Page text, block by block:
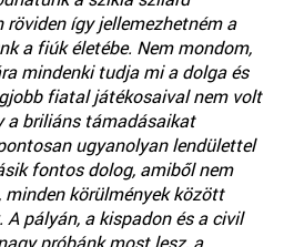
röviden így jellemezhetném a
a fiúk életébe. Nem mondom,
mindenki tudja mi a dolga és
fiatal játékosaival nem volt
a briliáns támadásaikat
ugyanolyan lendülettel
fontos dolog, amiből nem
körülmények között
pályán, a kispadon és a civil